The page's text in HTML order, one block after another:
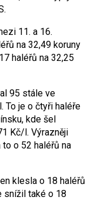
11. a 16.
na 32,49 koruny
haléřů na 32,25
95 stále ve
To je o čtyři haléře
kde šel
Kč/l. Výrazněji
o 52 haléřů na
klesla o 18 haléřů
snížil také o 18